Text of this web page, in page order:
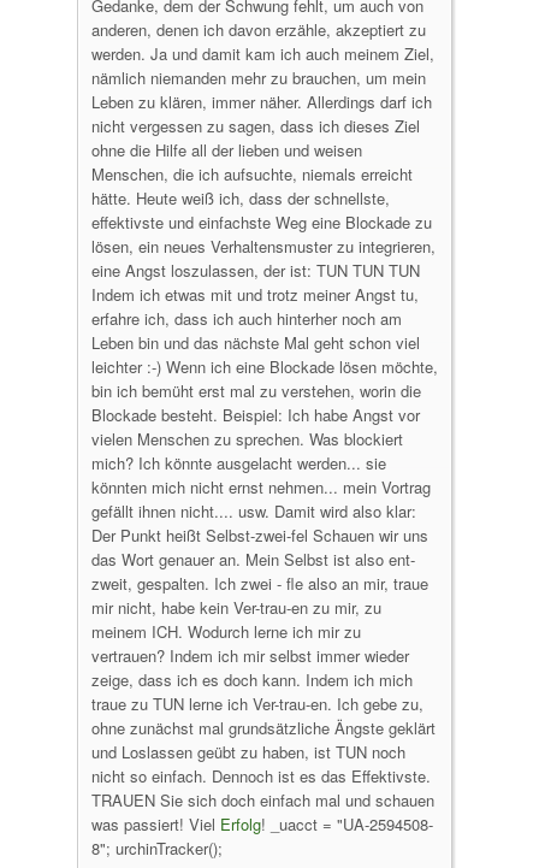
Gedanke, dem der Schwung fehlt, um auch von
anderen, denen ich davon erzähle, akzeptiert zu
werden. Ja und damit kam ich auch meinem Ziel,
nämlich niemanden mehr zu brauchen, um mein
Leben zu klären, immer näher. Allerdings darf ich
nicht vergessen zu sagen, dass ich dieses Ziel
ohne die Hilfe all der lieben und weisen
Menschen, die ich aufsuchte, niemals erreicht
hätte. Heute weiß ich, dass der schnellste,
effektivste und einfachste Weg eine Blockade zu
lösen, ein neues Verhaltensmuster zu integrieren,
eine Angst loszulassen, der ist: TUN TUN TUN
Indem ich etwas mit und trotz meiner Angst tu,
erfahre ich, dass ich auch hinterher noch am
Leben bin und das nächste Mal geht schon viel
leichter :-) Wenn ich eine Blockade lösen möchte,
bin ich bemüht erst mal zu verstehen, worin die
Blockade besteht. Beispiel: Ich habe Angst vor
vielen Menschen zu sprechen. Was blockiert
mich? Ich könnte ausgelacht werden... sie
könnten mich nicht ernst nehmen... mein Vortrag
gefällt ihnen nicht.... usw. Damit wird also klar:
Der Punkt heißt Selbst-zwei-fel Schauen wir uns
das Wort genauer an. Mein Selbst ist also ent-
zweit, gespalten. Ich zwei - fle also an mir, traue
mir nicht, habe kein Ver-trau-en zu mir, zu
meinem ICH. Wodurch lerne ich mir zu
vertrauen? Indem ich mir selbst immer wieder
zeige, dass ich es doch kann. Indem ich mich
traue zu TUN lerne ich Ver-trau-en. Ich gebe zu,
ohne zunächst mal grundsätzliche Ängste geklärt
und Loslassen geübt zu haben, ist TUN noch
nicht so einfach. Dennoch ist es das Effektivste.
TRAUEN Sie sich doch einfach mal und schauen
was passiert! Viel Erfolg! _uacct = "UA-2594508-
8"; urchinTracker();